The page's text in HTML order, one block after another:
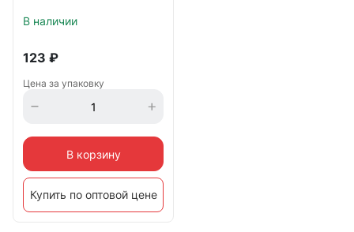
В наличии
123 ₽
Цена за упаковку
В корзину
Купить по оптовой цене